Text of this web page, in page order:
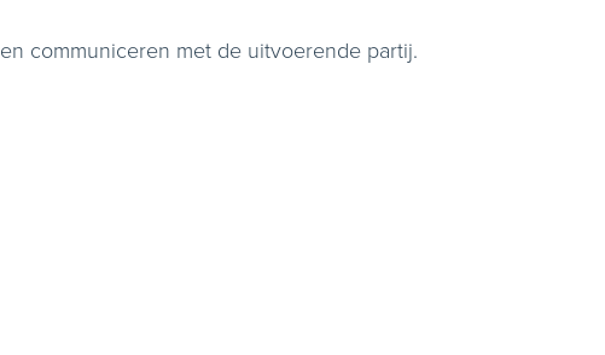
communiceren met de uitvoerende partij.